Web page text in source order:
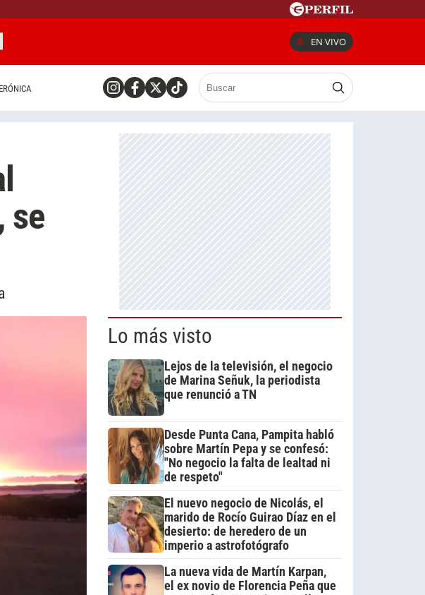
EN VIVO
se
Lo más visto
Lejos de la televisión, el negocio
de Marina Señuk, la periodista
que renunció a TN
Desde Punta Cana, Pampita habló
sobre Martín Pepa y se confesó:
"No negocio la falta de lealtad ni
de respeto"
El nuevo negocio de Nicolás, el
marido de Rocío Guirao Díaz en el
desierto: de heredero de un
imperio a astrofotógrafo
La nueva vida de Martín Karpan,
el ex novio de Florencia Peña que